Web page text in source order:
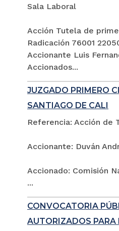
Sala Laboral
Acción Tutela de
Radicación 76001
Accionante Luis
Accionados...
JUZGADO PRIMERO
SANTIAGO DE CALI
Referencia: Acción de
Accionante: Duván
Accionado: Comisión
...
CONVOCATORIA
AUTORIZADOS PARA